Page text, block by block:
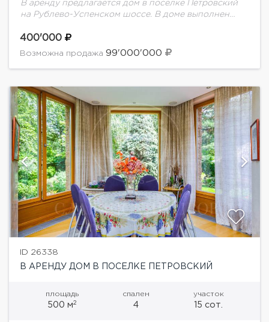
В аренду предлагается дом в поселке Петровский
на Рублево-Успенском шоссе. В доме выполнен
спален, просторная гостиная с камином. На участке
выполнен ландшафтный...
400'000
Возможна продажа 99'000'000
ID 26338
В АРЕНДУ ДОМ В ПОСЕЛКЕ ПЕТРОВСКИЙ
площадь
500 м2
спален
4
участок
15 сот.